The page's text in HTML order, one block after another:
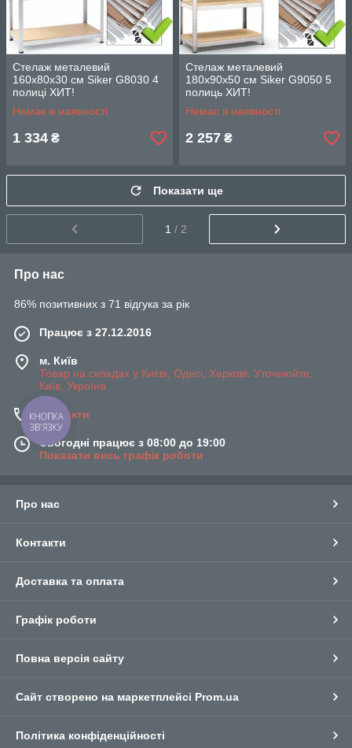
Стелаж металевий
160х80х30 см Siker G8030 4
полиці ХИТ!
Немає в наявності
1 334 ₴
Стелаж металевий
180х90х50 см Siker G9050 5
полиць ХИТ!
Немає в наявності
2 257 ₴
Показати ще
1 / 2
Про нас
86% позитивних з 71 відгука за рік
Працює з 27.12.2016
м. Київ
Товар на складах у Києві, Одесі, Харкові. Уточнюйте,
Київ, Україна
Контакти
Сьогодні працює з 08:00 до 19:00
Показати весь графік роботи
Про нас
Контакти
Доставка та оплата
Графік роботи
Повна версія сайту
Сайт створено на маркетплейсі Prom.ua
Політика конфіденційності
КНОПКА
ЗВ'ЯЗКУ